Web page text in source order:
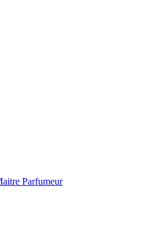
Parfumeur